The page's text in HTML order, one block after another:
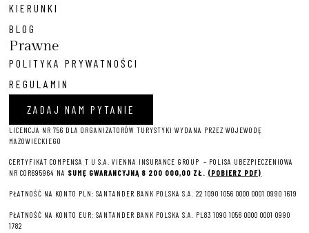
KIERUNKI
BLOG
Prawne
POLITYKA PRYWATNOŚCI
REGULAMIN
ZADAJ NAM PYTANIE
LICENCJA NR 756 DLA ORGANIZATORÓW TURYSTYKI WYDANA PRZEZ WOJEWODĘ
MAZOWIECKIEGO
CERTYFIKAT COMPENSA T U S.A. VIENNA INSURANCE GROUP – POLISA UBEZPIECZENIOWA
NR COR695964 NA SUMĘ GWARANCYJNĄ 8 200 000,00 ZŁ. (POBIERZ PDF)
PŁATNOŚĆ NA KONTO PLN: SANTANDER BANK POLSKA S.A. 22 1090 1056 0000 0001 0990 1619
PŁATNOŚĆ NA KONTO EUR: SANTANDER BANK POLSKA S.A. PL83 1090 1056 0000 0001 0990
1782